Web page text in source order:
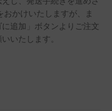
かけいたしますが、ま
追加」ボタンよりご注文
いたします。